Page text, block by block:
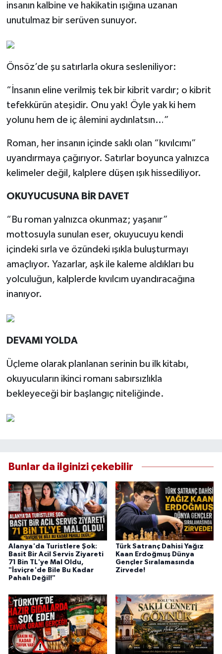
insanın kalbine ve hakikatin ışığına uzanan
unutulmaz bir serüven sunuyor.
Önsöz’de şu satırlarla okura sesleniliyor:
“İnsanın eline verilmiş tek bir kibrit vardır; o kibrit
tefekkürün ateşidir. Onu yak! Öyle yak ki hem
yolunu hem de iç âlemini aydınlatsın…”
Roman, her insanın içinde saklı olan “kıvılcımı”
uyandırmaya çağırıyor. Satırlar boyunca yalnızca
kelimeler değil, kalplere düşen ışık hissediliyor.
OKUYUCUSUNA BİR DAVET
“Bu roman yalnızca okunmaz; yaşanır”
mottosuyla sunulan eser, okuyucuyu kendi
içindeki sırla ve özündeki ışıkla buluşturmayı
amaçlıyor. Yazarlar, aşk ile kaleme aldıkları bu
yolculuğun, kalplerde kıvılcım uyandıracağına
inanıyor.
DEVAMI YOLDA
Üçleme olarak planlanan serinin bu ilk kitabı,
okuyucuların ikinci romanı sabırsızlıkla
bekleyeceği bir başlangıç niteliğinde.
Bunlar da ilginizi çekebilir
Alanya'da Turistlere Şok:
Basit Bir Acil Servis Ziyareti
71 Bin TL'ye Mal Oldu,
"İsviçre'de Bile Bu Kadar
Pahalı Değil!"
Türk Satranç Dahisi Yağız
Kaan Erdoğmuş Dünya
Gençler Sıralamasında
Zirvede!